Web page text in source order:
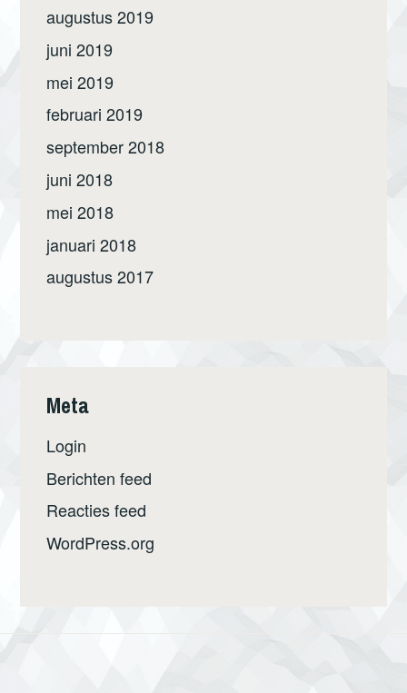
augustus 2019
juni 2019
mei 2019
februari 2019
september 2018
juni 2018
mei 2018
januari 2018
augustus 2017
Meta
Login
Berichten feed
Reacties feed
WordPress.org